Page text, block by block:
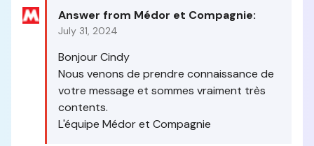
Answer from Médor et Compagnie:
July 31, 2024
Bonjour Cindy
Nous venons de prendre connaissance de
votre message et sommes vraiment très
contents.
L'équipe Médor et Compagnie